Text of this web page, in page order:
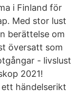
i Finland för
Med stor lust
berättelse om
översatt som
- livslust
2021!
händelserikt